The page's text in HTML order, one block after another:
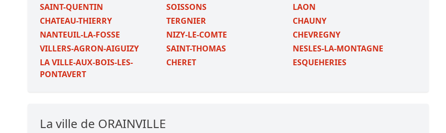
SAINT-QUENTIN SOISSONS
LAON
CHATEAU-THIERRY
TERGNIER
CHAUNY
NANTEUIL-LA-FOSSE
NIZY-LE-COMTE
CHEVREGNY
VILLERS-AGRON-AIGUIZY
SAINT-THOMAS
NESLES-LA-MONTAGNE
LA VILLE-AUX-BOIS-LES-
PONTAVERT
CHERET ESQUEHERIES
La ville de ORAINVILLE